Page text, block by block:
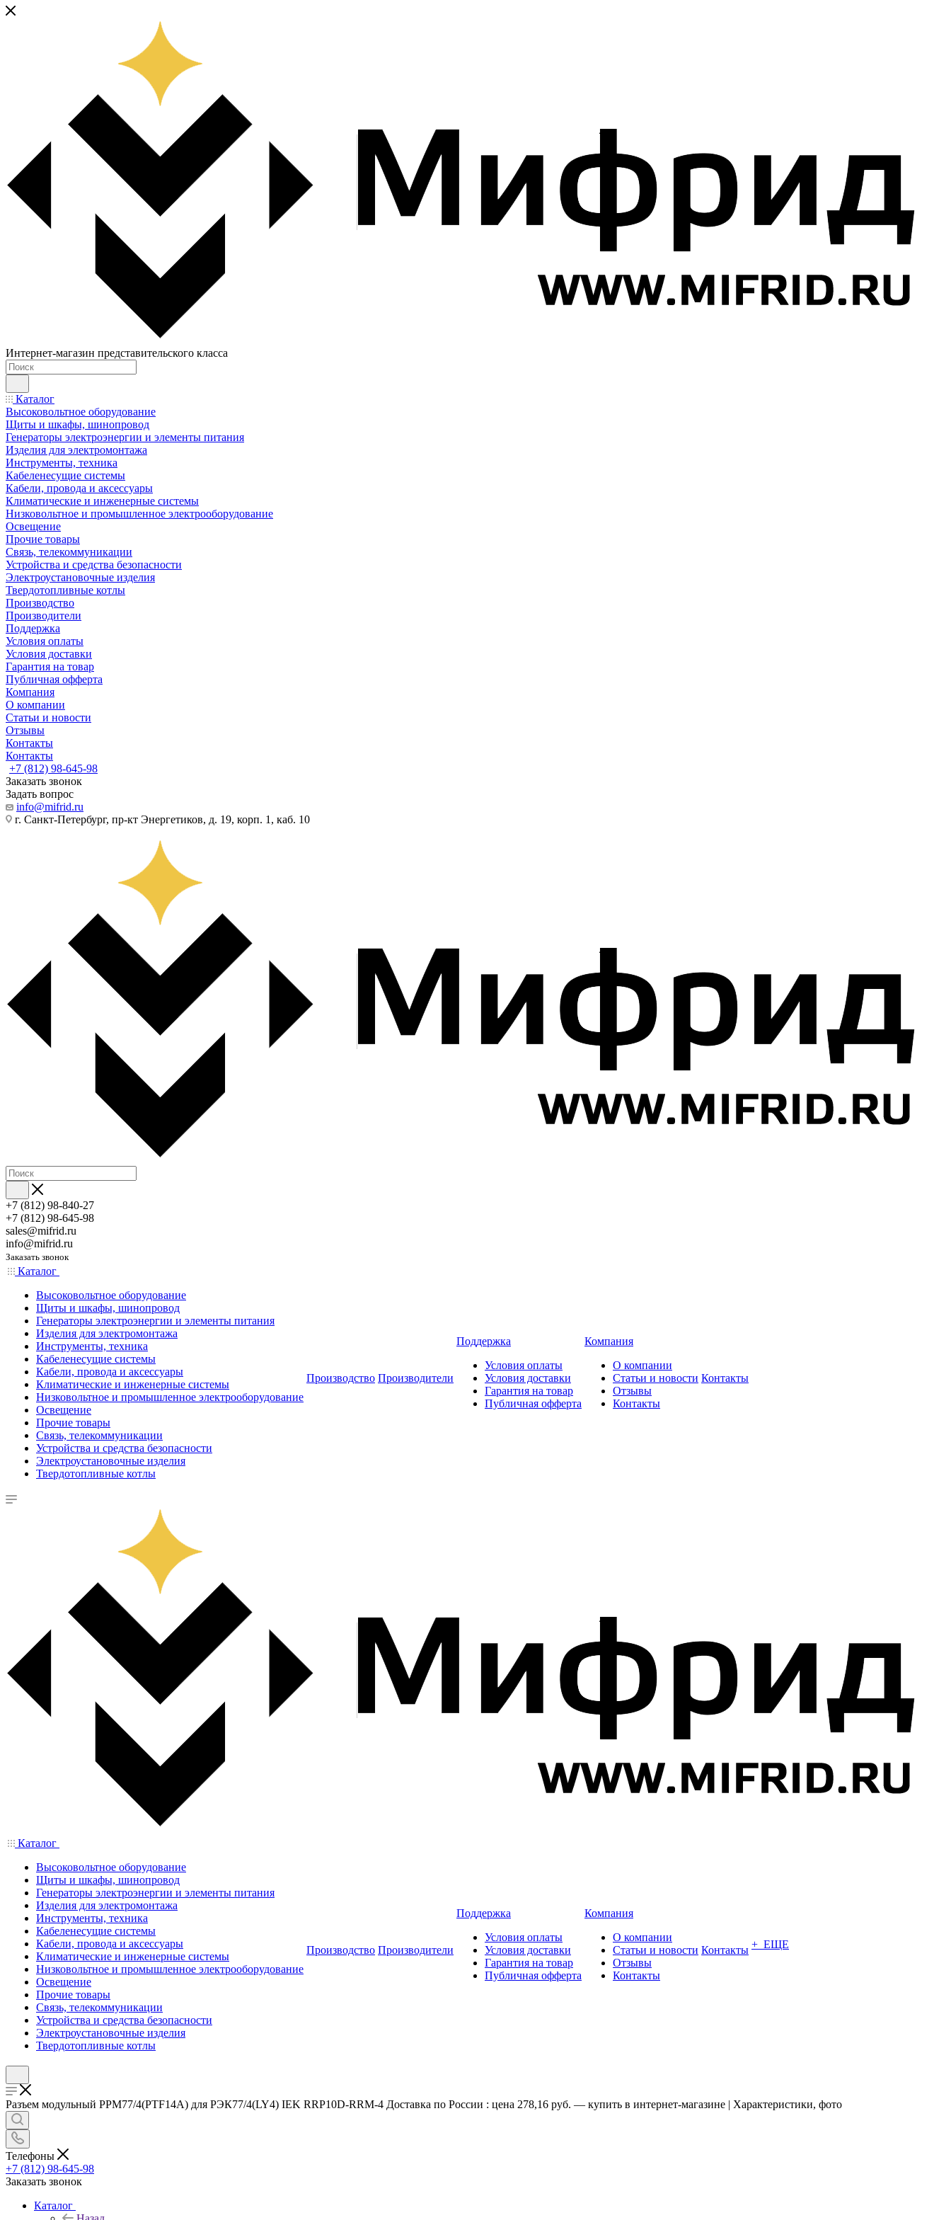
Интернет-магазин представительского класса
Каталог
Высоковольтное оборудование
Щиты и шкафы, шинопровод
Генераторы электроэнергии и элементы питания
Изделия для электромонтажа
Инструменты, техника
Кабеленесущие системы
Кабели, провода и аксессуары
Климатические и инженерные системы
Низковольтное и промышленное электрооборудование
Освещение
Прочие товары
Связь, телекоммуникации
Устройства и средства безопасности
Электроустановочные изделия
Твердотопливные котлы
Производство
Производители
Поддержка
Условия оплаты
Условия доставки
Гарантия на товар
Публичная офферта
Компания
О компании
Статьи и новости
Отзывы
Контакты
Контакты
+7 (812) 98-645-98
Заказать звонок
Задать вопрос
info@mifrid.ru
г. Санкт-Петербург, пр-кт Энергетиков, д. 19, корп. 1, каб. 10
+7 (812) 98-840-27
+7 (812) 98-645-98
sales@mifrid.ru
info@mifrid.ru
Заказать звонок
Каталог
Высоковольтное оборудование
Щиты и шкафы, шинопровод
Генераторы электроэнергии и элементы питания
Изделия для электромонтажа
Инструменты, техника
Кабеленесущие системы
Кабели, провода и аксессуары
Климатические и инженерные системы
Низковольтное и промышленное электрооборудование
Освещение
Прочие товары
Связь, телекоммуникации
Устройства и средства безопасности
Электроустановочные изделия
Твердотопливные котлы
Производство Производители
Поддержка
Условия оплаты
Условия доставки
Гарантия на товар
Публичная офферта
Компания
О компании
Статьи и новости
Отзывы
Контакты
Контакты
Каталог
Высоковольтное оборудование
Щиты и шкафы, шинопровод
Генераторы электроэнергии и элементы питания
Изделия для электромонтажа
Инструменты, техника
Кабеленесущие системы
Кабели, провода и аксессуары
Климатические и инженерные системы
Низковольтное и промышленное электрооборудование
Освещение
Прочие товары
Связь, телекоммуникации
Устройства и средства безопасности
Электроустановочные изделия
Твердотопливные котлы
Производство Производители
Поддержка
Условия оплаты
Условия доставки
Гарантия на товар
Публичная офферта
Компания
О компании
Статьи и новости
Отзывы
Контакты
Контакты + ЕЩЕ
Разъем модульный РРМ77/4(PTF14A) для РЭК77/4(LY4) IEK RRP10D-RRM-4 Доставка по России : цена 278,16 руб. — купить в интернет-магазине | Характеристики, фото
Телефоны
+7 (812) 98-645-98
Заказать звонок
Каталог